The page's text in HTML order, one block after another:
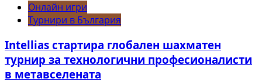
Онлайн игри
Турнири в България
Intellias стартира глобален шахматен
турнир за технологични професионалисти
в метавселената